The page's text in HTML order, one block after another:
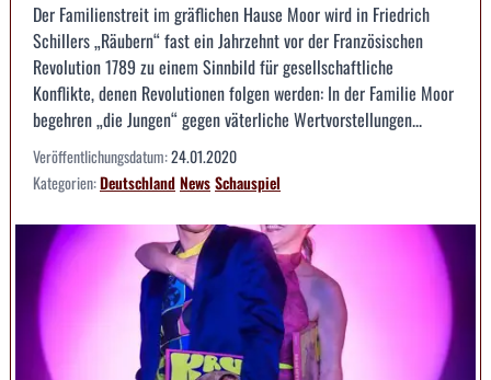
Der Familienstreit im gräflichen Hause Moor wird in Friedrich
Schillers „Räubern“ fast ein Jahrzehnt vor der Französischen
Revolution 1789 zu einem Sinnbild für gesellschaftliche
Konflikte, denen Revolutionen folgen werden: In der Familie Moor
begehren „die Jungen“ gegen väterliche Wertvorstellungen...
Veröffentlichungsdatum:24.01.2020
Kategorien:DeutschlandNewsSchauspiel